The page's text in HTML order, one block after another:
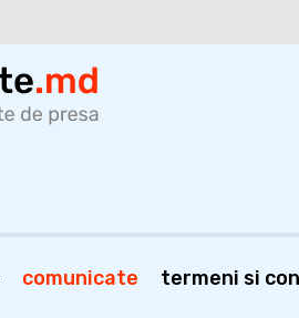
comunicate termeni si